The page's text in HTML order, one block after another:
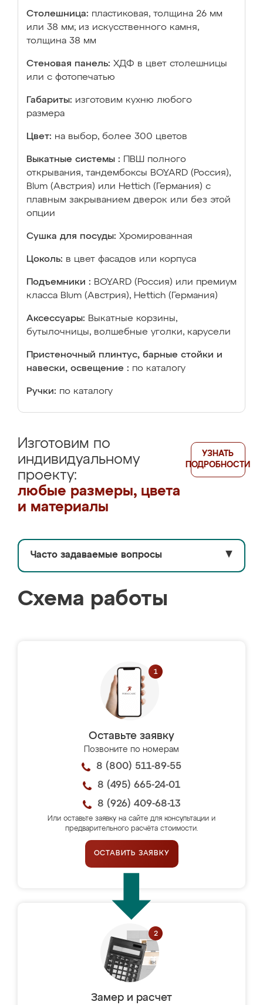
Столешница: пластиковая, толщина 26 мм
или 38 мм; из искусственного камня,
толщина 38 мм
Стеновая панель: ХДФ в цвет столешницы
или с фотопечатью
Габариты: изготовим кухню любого
размера
Цвет: на выбор, более 300 цветов
Выкатные системы :
ПВШ полного
открывания, тандембоксы BOYARD (Россия),
Blum (Австрия) или Hettich (Германия) с
плавным закрыванием дверок или без этой
опции
Сушка для посуды: Хромированная
Цоколь: в цвет фасадов или корпуса
Подъемники : BOYARD (Россия) или премиум
класса Blum (Австрия), Hettich (Германия)
Аксессуары: Выкатные корзины,
бутылочницы, волшебные уголки, карусели
Пристеночный плинтус, барные стойки и
навески, освещение : по каталогу
Ручки: по каталогу
Изготовим по
индивидуальному
проекту:
любые размеры, цвета
и материалы
УЗНАТЬ
ПОДРОБНОСТИ
Часто задаваемые вопросы ▼
Схема работы
Оставьте заявку
Позвоните по номерам
8 (800) 511-89-55
8 (495) 665-24-01
8 (926) 409-68-13
Или оставьте заявку на сайте для консультации и
предварительного расчёта стоимости.
ОСТАВИТЬ ЗАЯВКУ
Замер и расчет